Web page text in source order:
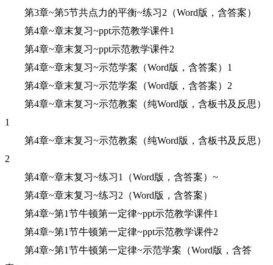
第3章~第5节共点力的平衡~练习2（Word版，含答案）
第4章~章末复习~ppt示范教学课件1
第4章~章末复习~ppt示范教学课件2
第4章~章末复习~示范学案（Word版，含答案）1
第4章~章末复习~示范学案（Word版，含答案）2
第4章~章末复习~示范教案（纯Word版，含板书及反思）
1
第4章~章末复习~示范教案（纯Word版，含板书及反思）
2
第4章~章末复习~练习1（Word版，含答案）~
第4章~章末复习~练习2（Word版，含答案）
第4章~第1节牛顿第一定律~ppt示范教学课件1
第4章~第1节牛顿第一定律~ppt示范教学课件2
第4章~第1节牛顿第一定律~示范学案（Word版，含答